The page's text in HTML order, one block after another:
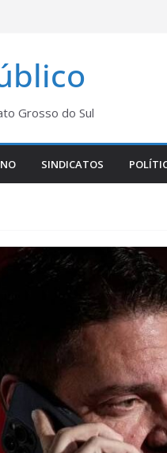
Grosso do Sul
SINDICATOS